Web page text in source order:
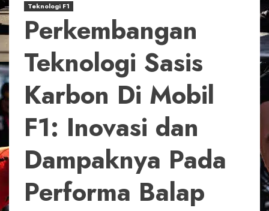
Teknologi F1
Perkembangan
Teknologi Sasis
Karbon Di Mobil
F1: Inovasi dan
Dampaknya Pada
Performa Balap